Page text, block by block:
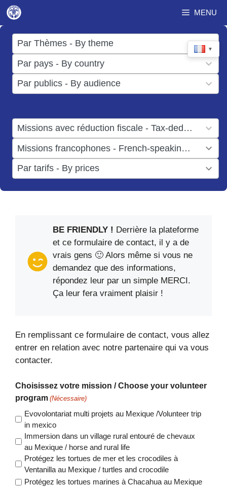
Aller
au
contenu
MENU
▼
Par Thèmes - By theme
17
results
available
Par pays - By country
50
results
available
Par publics - By audience
results
Missions avec réduction fiscale - Tax-deductible missions
result
available
Missions francophones - French-speaking missions
result
available
Par tarifs - By prices
results
available
BE FRIENDLY ! Derrière la plateforme
et ce formulaire de contact, il y a de
vrais gens 🙂 Alors même si vous ne
demandez que des informations,
répondez leur par un simple MERCI.
Ça leur fera vraiment plaisir !
En remplissant ce formulaire de contact, vous allez
entrer en relation avec notre partenaire qui va vous
contacter.
Choisissez votre mission / Choose your volunteer
program (Nécessaire)
Evovolontariat multi projets au Mexique /Volunteer trip
in mexico
Immersion dans un village rural entouré de chevaux
au Mexique / horse and rural life
Protégez les tortues de mer et les crocodiles à
Ventanilla au Mexique / turtles and crocodile
Protégez les tortues marines à Chacahua au Mexique